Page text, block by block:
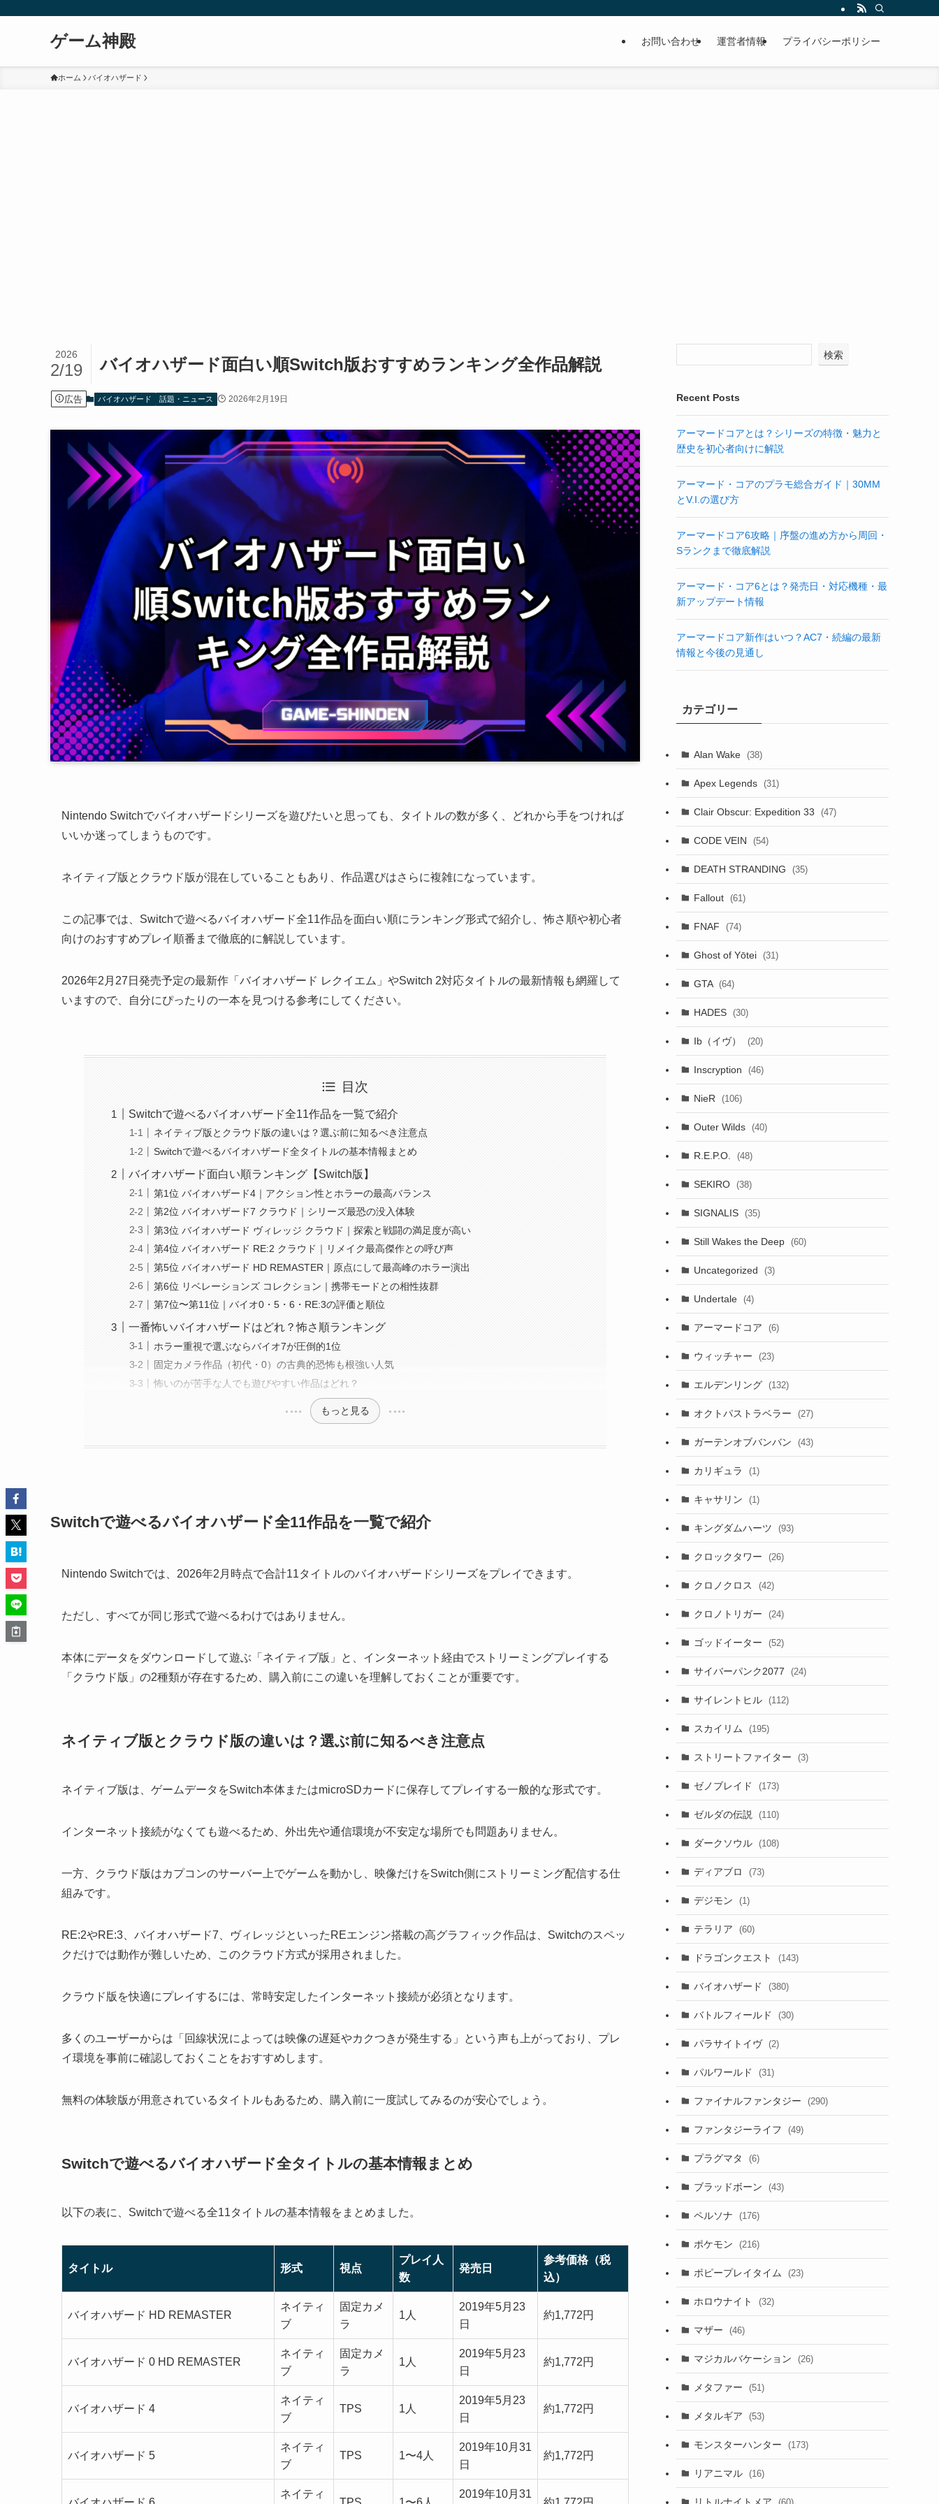
ゲーム神殿 お問い合わせ 運営者情報 プライバシーポリシー
ホーム バイオハザード
バイオハザード面白い順Switch版おすすめランキング全作品解説
2026
2/19
広告 バイオハザード 話題・ニュース 2026年2月19日
Nintendo Switchでバイオハザードシリーズを遊びたいと思っても、タイトルの数が多く、どれから手をつければ
いいか迷ってしまうものです。
ネイティブ版とクラウド版が混在していることもあり、作品選びはさらに複雑になっています。
この記事では、Switchで遊べるバイオハザード全11作品を面白い順にランキング形式で紹介し、怖さ順や初心者
向けのおすすめプレイ順番まで徹底的に解説しています。
2026年2月27日発売予定の最新作「バイオハザード レクイエム」やSwitch 2対応タイトルの最新情報も網羅して
いますので、自分にぴったりの一本を見つける参考にしてください。
目次
Switchで遊べるバイオハザード全11作品を一覧で紹介
ネイティブ版とクラウド版の違いは？選ぶ前に知るべき注意点
Switchで遊べるバイオハザード全タイトルの基本情報まとめ
バイオハザード面白い順ランキング【Switch版】
第1位 バイオハザード4｜アクション性とホラーの最高バランス
第2位 バイオハザード7 クラウド｜シリーズ最恐の没入体験
第3位 バイオハザード ヴィレッジ クラウド｜探索と戦闘の満足度が高い
第4位 バイオハザード RE:2 クラウド｜リメイク最高傑作との呼び声
第5位 バイオハザード HD REMASTER｜原点にして最高峰のホラー演出
第6位 リベレーションズ コレクション｜携帯モードとの相性抜群
第7位〜第11位｜バイオ0・5・6・RE:3の評価と順位
一番怖いバイオハザードはどれ？怖さ順ランキング
ホラー重視で選ぶならバイオ7が圧倒的1位
固定カメラ作品（初代・0）の古典的恐怖も根強い人気
怖いのが苦手な人でも遊びやすい作品はどれ？
もっと見る
Switchで遊べるバイオハザード全11作品を一覧で紹介
Nintendo Switchでは、2026年2月時点で合計11タイトルのバイオハザードシリーズをプレイできます。
ただし、すべてが同じ形式で遊べるわけではありません。
本体にデータをダウンロードして遊ぶ「ネイティブ版」と、インターネット経由でストリーミングプレイする
「クラウド版」の2種類が存在するため、購入前にこの違いを理解しておくことが重要です。
ネイティブ版とクラウド版の違いは？選ぶ前に知るべき注意点
ネイティブ版は、ゲームデータをSwitch本体またはmicroSDカードに保存してプレイする一般的な形式です。
インターネット接続がなくても遊べるため、外出先や通信環境が不安定な場所でも問題ありません。
一方、クラウド版はカプコンのサーバー上でゲームを動かし、映像だけをSwitch側にストリーミング配信する仕
組みです。
RE:2やRE:3、バイオハザード7、ヴィレッジといったREエンジン搭載の高グラフィック作品は、Switchのスペッ
クだけでは動作が難しいため、このクラウド方式が採用されました。
クラウド版を快適にプレイするには、常時安定したインターネット接続が必須となります。
多くのユーザーからは「回線状況によっては映像の遅延やカクつきが発生する」という声も上がっており、プレ
イ環境を事前に確認しておくことをおすすめします。
無料の体験版が用意されているタイトルもあるため、購入前に一度試してみるのが安心でしょう。
Switchで遊べるバイオハザード全タイトルの基本情報まとめ
以下の表に、Switchで遊べる全11タイトルの基本情報をまとめました。
タイトル 形式 視点
プレイ人
数
発売日
参考価格（税
込）
バイオハザード HD REMASTER
ネイティ
ブ
固定カメ
ラ
1人
2019年5月23
日
約1,772円
バイオハザード 0 HD REMASTER
ネイティ
ブ
固定カメ
ラ
1人
2019年5月23
日
約1,772円
バイオハザード 4
ネイティ
ブ
TPS 1人
2019年5月23
日
約1,772円
バイオハザード 5
ネイティ
ブ
TPS 1〜4人
2019年10月31
日
約1,772円
ネイティ 2019年10月31
検索
Recent Posts
アーマードコアとは？シリーズの特徴・魅力と
歴史を初心者向けに解説
アーマード・コアのプラモ総合ガイド｜30MM
とV.I.の選び方
アーマードコア6攻略｜序盤の進め方から周回・
Sランクまで徹底解説
アーマード・コア6とは？発売日・対応機種・最
新アップデート情報
アーマードコア新作はいつ？AC7・続編の最新
情報と今後の見通し
カテゴリー
Alan Wake (38)
Apex Legends (31)
Clair Obscur: Expedition 33 (47)
CODE VEIN (54)
DEATH STRANDING (35)
Fallout (61)
FNAF (74)
Ghost of Yōtei (31)
GTA (64)
HADES (30)
Ib（イヴ） (20)
Inscryption (46)
NieR (106)
Outer Wilds (40)
R.E.P.O. (48)
SEKIRO (38)
SIGNALIS (35)
Still Wakes the Deep (60)
Uncategorized (3)
Undertale (4)
アーマードコア (6)
ウィッチャー (23)
エルデンリング (132)
オクトパストラベラー (27)
ガーテンオブバンバン (43)
カリギュラ (1)
キャサリン (1)
キングダムハーツ (93)
クロックタワー (26)
クロノクロス (42)
クロノトリガー (24)
ゴッドイーター (52)
サイバーパンク2077 (24)
サイレントヒル (112)
スカイリム (195)
ストリートファイター (3)
ゼノブレイド (173)
ゼルダの伝説 (110)
ダークソウル (108)
ディアブロ (73)
デジモン (1)
テラリア (60)
ドラゴンクエスト (143)
バイオハザード (380)
バトルフィールド (30)
パラサイトイヴ (2)
パルワールド (31)
ファイナルファンタジー (290)
ファンタジーライフ (49)
プラグマタ (6)
ブラッドボーン (43)
ペルソナ (176)
ポケモン (216)
ポピープレイタイム (23)
ホロウナイト (32)
マザー (46)
マジカルバケーション (26)
メタファー (51)
メタルギア (53)
モンスターハンター (173)
リアニマル (16)
リトルナイトメア (60)